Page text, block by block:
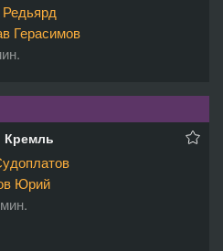
Редьярд
Герасимов
Кремль
Юрий